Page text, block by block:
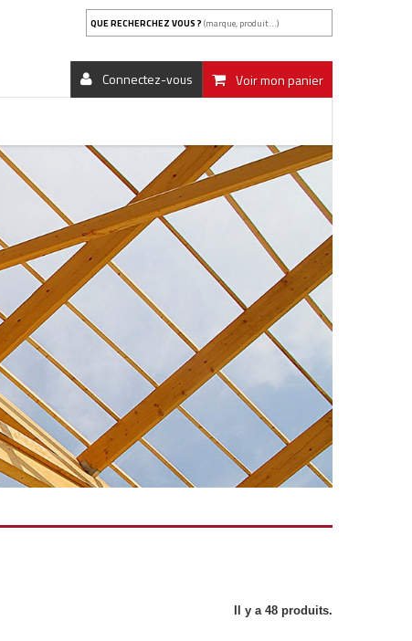
QUE RECHERCHEZ VOUS ? (marque, produit...)
Voir mon panier
Connectez-vous
Il y a 48 produits.